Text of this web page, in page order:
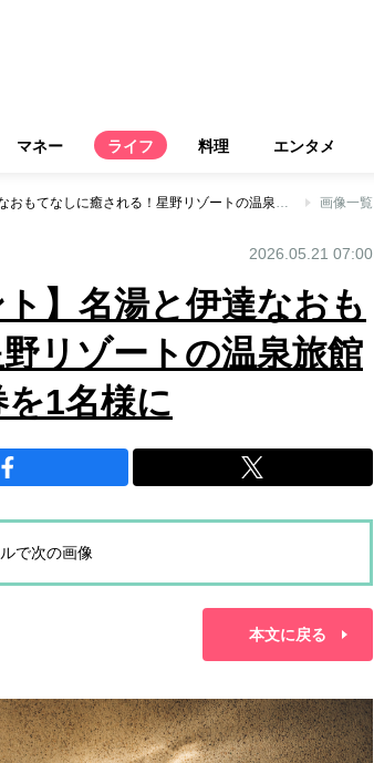
マネー ライフ 料理 エンタメ
【88名様に大プレゼント】名湯と伊達なおもてなしに癒される！星野リゾートの温泉旅館「界 秋保」ペア宿泊券を1名様に 画像一覧
2026.05.21 07:00
】名湯と伊達なおも
リゾートの温泉旅館
を1名様に
で次の画像
本文に戻る